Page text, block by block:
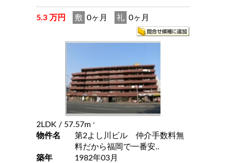
5.3 万円 敷 0ヶ月 礼 0ヶ月
2LDK / 57.57m 2
物件名
第2よし川ビル 仲介手数料無
料だから福岡で一番安..
築年
1982年03月